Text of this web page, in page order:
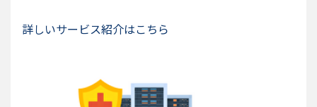
詳しいサービス紹介はこちら